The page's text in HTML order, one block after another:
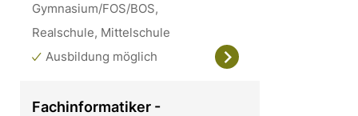
Gymnasium/FOS/BOS,
Realschule, Mittelschule
Ausbildung möglich
Fachinformatiker -